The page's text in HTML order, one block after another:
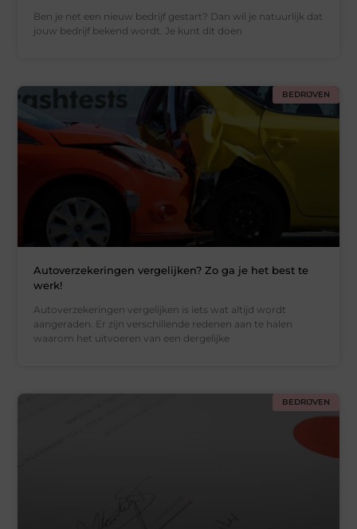
Ben je net een nieuw bedrijf gestart? Dan wil je natuurlijk dat
jouw bedrijf bekend wordt. Je kunt dit doen
BEDRIJVEN
Autoverzekeringen vergelijken? Zo ga je het best te
werk!
Autoverzekeringen vergelijken is iets wat altijd wordt
aangeraden. Er zijn verschillende redenen aan te halen
waarom het uitvoeren van een dergelijke
BEDRIJVEN